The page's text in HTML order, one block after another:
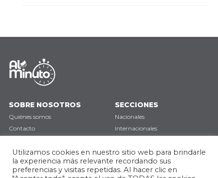
SOBRE NOSOTROS
Quiénes somos
Contacto
SECCIONES
Nacionales
Internacionales
Opinión
SÍGUENOS
Utilizamos cookies en nuestro sitio web para brindarle
la experiencia más relevante recordando sus
preferencias y visitas repetidas. Al hacer clic en